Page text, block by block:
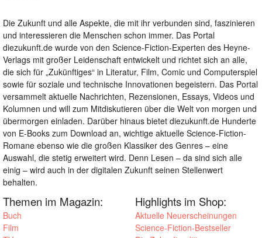
Die Zukunft und alle Aspekte, die mit ihr verbunden sind, faszinieren
und interessieren die Menschen schon immer. Das Portal
diezukunft.de wurde von den Science-Fiction-Experten des Heyne-
Verlags mit großer Leidenschaft entwickelt und richtet sich an alle,
die sich für „Zukünftiges“ in Literatur, Film, Comic und Computerspiel
sowie für soziale und technische Innovationen begeistern. Das Portal
versammelt aktuelle Nachrichten, Rezensionen, Essays, Videos und
Kolumnen und will zum Mitdiskutieren über die Welt von morgen und
übermorgen einladen. Darüber hinaus bietet diezukunft.de Hunderte
von E-Books zum Download an, wichtige aktuelle Science-Fiction-
Romane ebenso wie die großen Klassiker des Genres – eine
Auswahl, die stetig erweitert wird. Denn Lesen – da sind sich alle
einig – wird auch in der digitalen Zukunft seinen Stellenwert
behalten.
Themen im Magazin:
Buch
Film
Highlights im Shop:
Aktuelle Neuerscheinungen
Science-Fiction-Bestseller